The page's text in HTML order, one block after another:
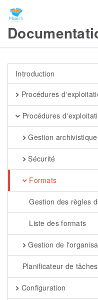
Introduction
Procédures
Procédures
Gestion archivistique
Sécurité
Formats
Gestion des règles
Liste des formats
Gestion de
Planificateur de tâches
Configuration